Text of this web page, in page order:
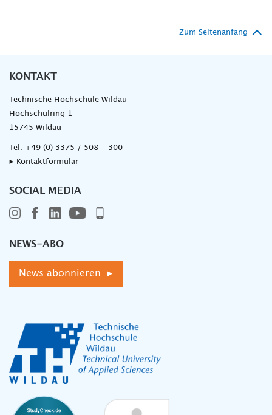
Zum Seitenanfang
KONTAKT
Technische Hochschule Wildau
Hochschulring 1
15745 Wildau
Tel: +49 (0) 3375 / 508 - 300
▸ Kontaktformular
SOCIAL MEDIA
NEWS-ABO
News abonnieren ▸